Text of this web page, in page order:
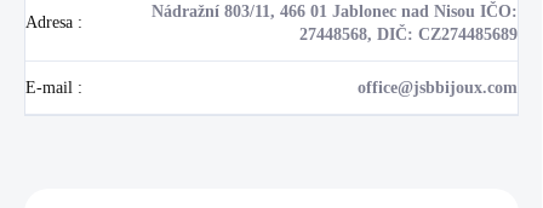
Adresa :
Nádražní 803/11, 466 01 Jablonec nad Nisou IČO:
27448568, DIČ: CZ274485689
E-mail : office@jsbbijoux.com